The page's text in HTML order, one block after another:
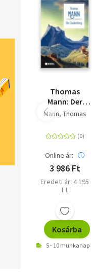
Thomas
Mann: Der
Zauberberg
Mann, Thomas
Online ár:
3 986 Ft
Eredeti ár: 4 195
Ft
Kosárba
5 - 10 munkanap